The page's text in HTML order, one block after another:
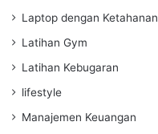
Laptop dengan Ketahanan
Latihan Gym
Latihan Kebugaran
lifestyle
Manajemen Keuangan